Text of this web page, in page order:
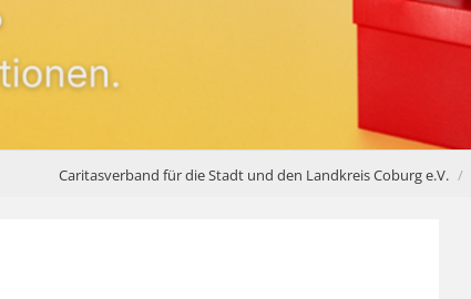
Caritasverband für die Stadt und den Landkreis Coburg e.V.